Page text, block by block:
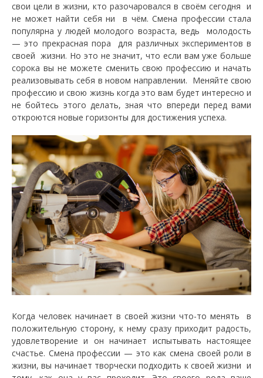
свои цели в жизни, кто разочаровался в своём сегодня и
не может найти себя ни в чём. Смена профессии стала
популярна у людей молодого возраста, ведь молодость
— это прекрасная пора для различных экспериментов в
своей жизни. Но это не значит, что если вам уже больше
сорока вы не можете сменить свою профессию и начать
реализовывать себя в новом направлении. Меняйте свою
профессию и свою жизнь когда это вам будет интересно и
не бойтесь этого делать, зная что впереди перед вами
откроются новые горизонты для достижения успеха.
Когда человек начинает в своей жизни что-то менять в
положительную сторону, к нему сразу приходит радость,
удовлетворение и он начинает испытывать настоящее
счастье. Смена профессии — это как смена своей роли в
жизни, вы начинает творчески подходить к своей жизни и